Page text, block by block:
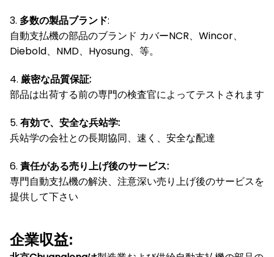
3. 多数の製品ブランド:
自動支払機の部品のブランド カバーNCR、Wincor、
Diebold、NMD、Hyosung、等。
4. 厳密な品質保証:
部品は出荷する前の専門の検査官によってテストされます
5. 有効で、安全な兵站学:
兵站学の会社との長期協同、速く、安全な配達
6. 責任がある売り上げ後のサービス:
専門自動支払機の解決、注意深い売り上げ後のサービスを
提供して下さい
企業収益: